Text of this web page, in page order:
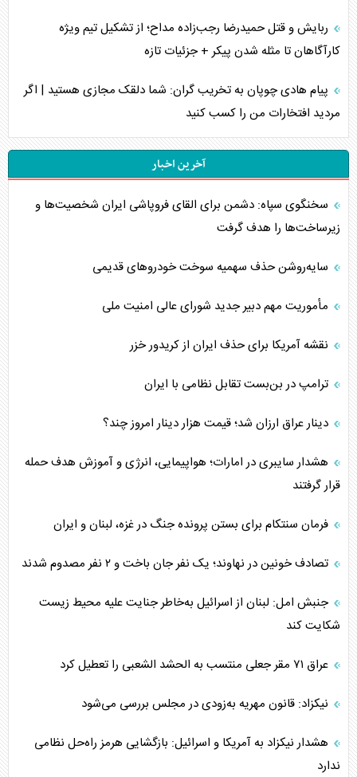
ربایش و قتل حمیدرضا رجب‌زاده مداح؛ از تشکیل تیم ویژه
کارآگاهان تا مثله شدن پیکر + جزئیات تازه
پیام هادی چوپان به تخریب گران: شما دلقک مجازی هستید | اگر
مردید افتخارات من را کسب کنید
آخرین اخبار
سخنگوی سپاه: دشمن برای القای فروپاشی ایران شخصیت‌ها و
زیرساخت‌ها را هدف گرفت
سایه‌روشن حذف سهمیه سوخت خودروهای قدیمی
مأموریت مهم دبیر جدید شورای عالی امنیت ملی
نقشه آمریکا برای حذف ایران از کریدور خزر
ترامپ در بن‌بست تقابل نظامی با ایران
دینار عراق ارزان شد؛ قیمت هزار دینار امروز چند؟
هشدار سایبری در امارات؛ هواپیمایی، انرژی و آموزش هدف حمله
قرار گرفتند
فرمان سنتکام برای بستن پرونده جنگ در غزه، لبنان و ایران
تصادف خونین در نهاوند؛ یک نفر جان باخت و ۲ نفر مصدوم شدند
جنبش امل: لبنان از اسرائیل به‌خاطر جنایت علیه محیط زیست
شکایت کند
عراق ۷۱ مقر جعلی منتسب به الحشد الشعبی را تعطیل کرد
نیکزاد: قانون مهریه به‌زودی در مجلس بررسی می‌شود
هشدار نیکزاد به آمریکا و اسرائیل: بازگشایی هرمز راه‌حل نظامی
ندارد